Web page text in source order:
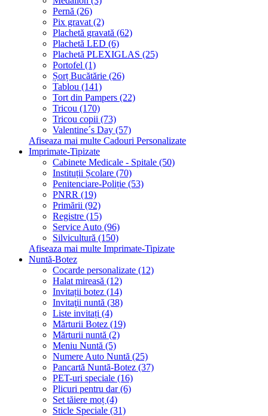
Pernă (26)
Pix gravat (2)
Plachetă gravată (62)
Plachetă LED (6)
Plachetă PLEXIGLAS (25)
Portofel (1)
Șorț Bucătărie (26)
Tablou (141)
Tort din Pampers (22)
Tricou (170)
Tricou copii (73)
Valentine´s Day (57)
Afiseaza mai multe Cadouri Personalizate
Imprimate-Tipizate
Cabinete Medicale - Spitale (50)
Instituții Școlare (70)
Penitenciare-Poliție (53)
PNRR (19)
Primării (92)
Registre (15)
Service Auto (96)
Silvicultură (150)
Afiseaza mai multe Imprimate-Tipizate
Nuntă-Botez
Cocarde personalizate (12)
Halat mireasă (12)
Invitații botez (14)
Invitaţii nuntă (38)
Liste invitați (4)
Mărturii Botez (19)
Mărturii nuntă (2)
Meniu Nuntă (5)
Numere Auto Nuntă (25)
Pancartă Nuntă-Botez (37)
PET-uri speciale (16)
Plicuri pentru dar (6)
Set tăiere moț (4)
Sticle Speciale (31)